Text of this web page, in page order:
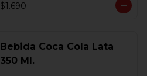
$1.690
Bebida Coca Cola Lata
350 Ml.